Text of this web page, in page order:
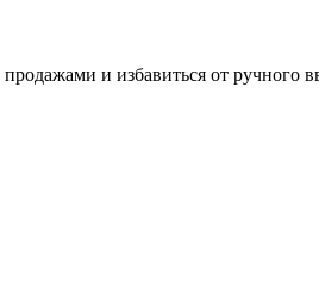
и избавиться от ручного